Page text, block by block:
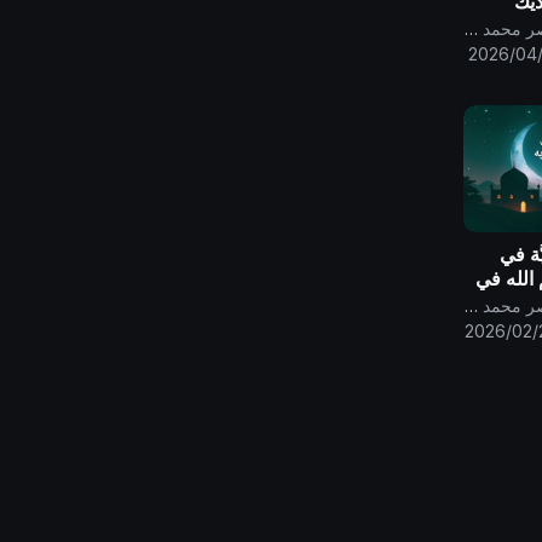
من
..
قناة الامام المهدي ناصر محمد اليماني
2026/
في
الله في
قناة الامام المهدي ناصر محمد اليماني
2026/02/